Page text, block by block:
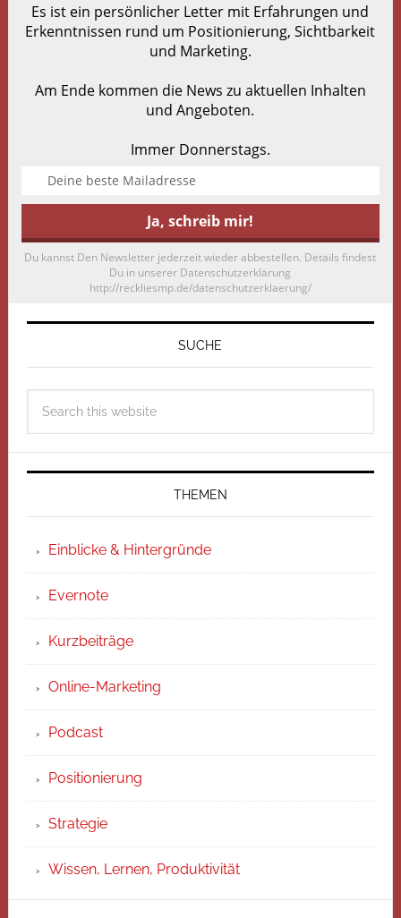
Es ist ein persönlicher Letter mit Erfahrungen und
Erkenntnissen rund um Positionierung, Sichtbarkeit
und Marketing.
Am Ende kommen die News zu aktuellen Inhalten
und Angeboten.
Immer Donnerstags.
Du kannst Den Newsletter jederzeit wieder abbestellen. Details findest
Du in unserer Datenschutzerklärung
http://reckliesmp.de/datenschutzerklaerung/
SUCHE
THEMEN
Einblicke & Hintergründe
Evernote
Kurzbeiträge
Online-Marketing
Podcast
Positionierung
Strategie
Wissen, Lernen, Produktivität